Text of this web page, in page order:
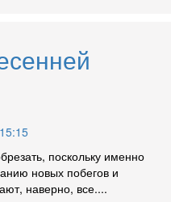
поскольку именно
новых побегов и
наверно, все....